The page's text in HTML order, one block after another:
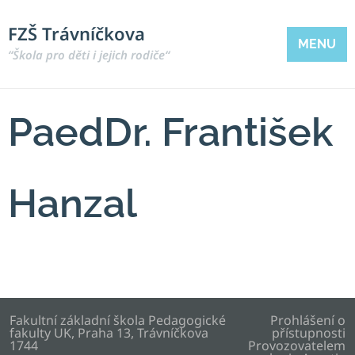
FZŠ Trávníčkova
“Škola pro děti i jejich rodiče“
MENU
PaedDr. František
Hanzal
Fakultní základní škola Pedagogické
fakulty UK, Praha 13, Trávníčkova
1744
Prohlášení o
přístupnosti
Provozovatelem